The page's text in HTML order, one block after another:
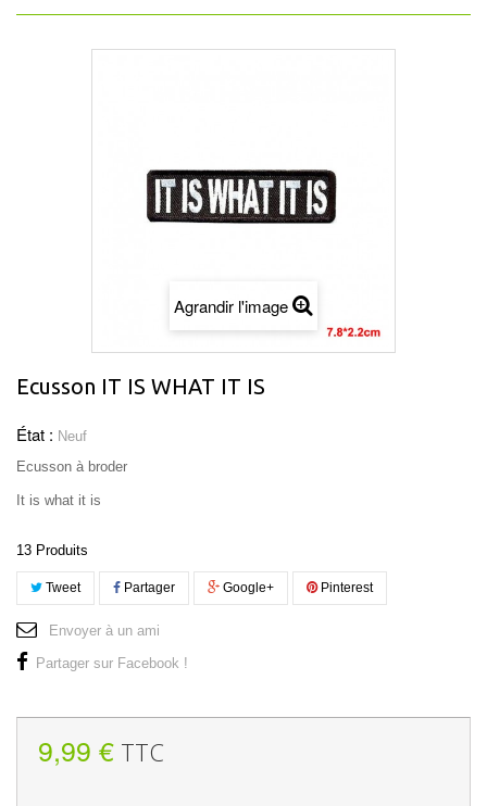
Agrandir l'image
Ecusson IT IS WHAT IT IS
État : Neuf
Ecusson à broder
It is what it is
13 Produits
Tweet Partager Google+ Pinterest
Envoyer à un ami
Partager sur Facebook !
9,99 € TTC